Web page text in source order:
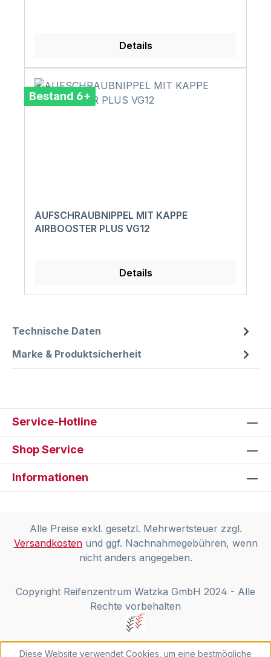
Details
Bestand 6+
AUFSCHRAUBNIPPEL MIT KAPPE
AIRBOOSTER PLUS VG12
Details
Technische Daten
Marke & Produktsicherheit
Service-Hotline
Shop Service
Informationen
Alle Preise exkl. gesetzl. Mehrwertsteuer zzgl.
Versandkostenund ggf. Nachnahmegebühren, wenn
nicht anders angegeben.
Copyright Reifenzentrum Watzka GmbH 2024 - Alle
Rechte vorbehalten
Diese Website verwendet Cookies, um eine bestmögliche